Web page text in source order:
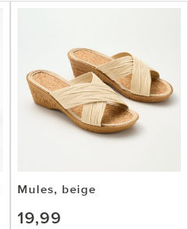
Mules, beige
19,99